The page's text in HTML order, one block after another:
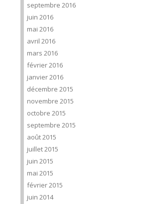
septembre 2016
juin 2016
mai 2016
avril 2016
mars 2016
février 2016
janvier 2016
décembre 2015
novembre 2015
octobre 2015
septembre 2015
août 2015
juillet 2015
juin 2015
mai 2015
février 2015
juin 2014